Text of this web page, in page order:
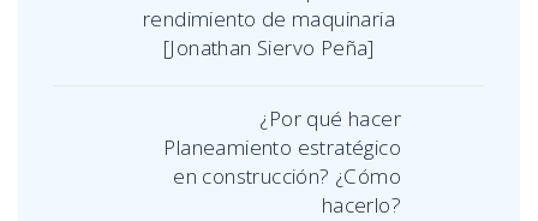
rendimiento de maquinaria
[Jonathan Siervo Peña]
¿Por qué hacer
Planeamiento estratégico
en construcción? ¿Cómo
hacerlo?